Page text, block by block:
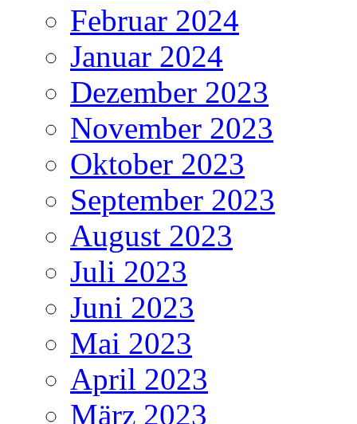
Februar 2024
Januar 2024
Dezember 2023
November 2023
Oktober 2023
September 2023
August 2023
Juli 2023
Juni 2023
Mai 2023
April 2023
März 2023